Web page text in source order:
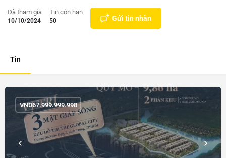
Đã tham gia
10/10/2024
Tin còn hạn
50 Gửi tin nhắn
Tin
VND67.999.999.998